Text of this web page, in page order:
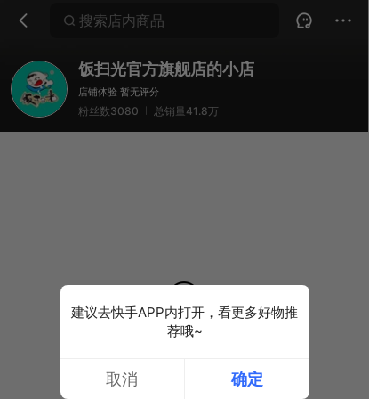
搜索店内商品
建议去快手APP内打开，看更多好物推
荐哦~
取消 确定